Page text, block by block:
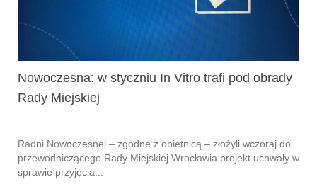
Nowoczesna: w styczniu In Vitro trafi pod obrady
Rady Miejskiej
Radni Nowoczesnej – zgodne z obietnicą – złożyli wczoraj do
przewodniczącego Rady Miejskiej Wrocławia projekt uchwały w
sprawie przyjęcia...